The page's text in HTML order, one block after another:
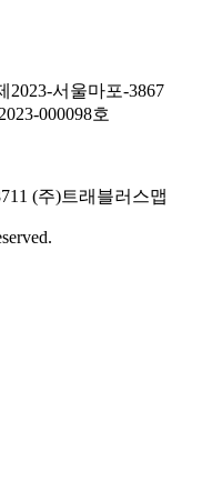
2023-서울마포-3867
000098호
(주)트래블러스맵